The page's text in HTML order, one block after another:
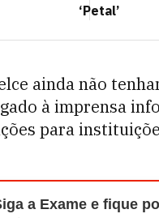
‘Petal’
ainda não
à imprensa
para
a Exame e fique